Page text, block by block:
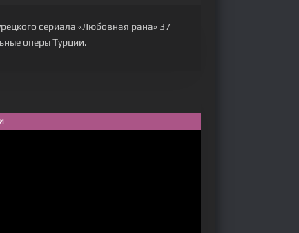
сериала «Любовная рана» 37
оперы Турции.